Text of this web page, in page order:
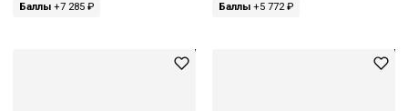
Баллы +7 285 ₽ Баллы+5 772 ₽